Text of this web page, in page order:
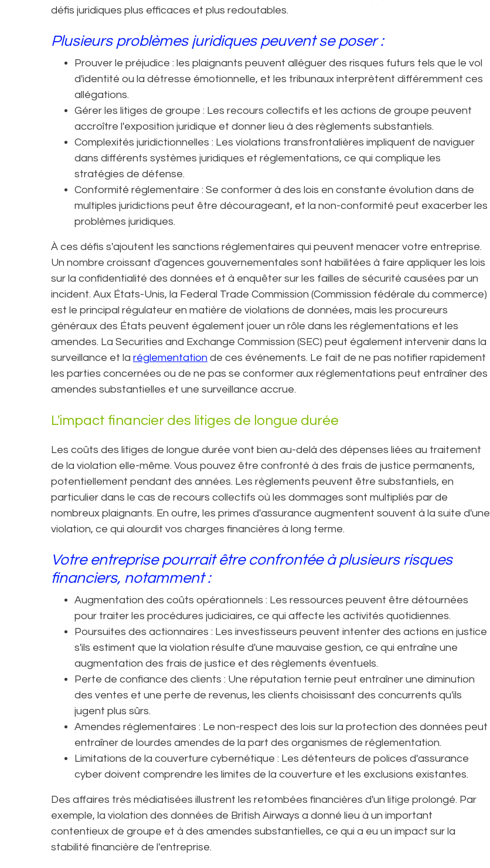
défis juridiques plus efficaces et plus redoutables.
Plusieurs problèmes juridiques peuvent se poser :
Prouver le préjudice : les plaignants peuvent alléguer des risques futurs tels que le vol
d'identité ou la détresse émotionnelle, et les tribunaux interprètent différemment ces
allégations.
Gérer les litiges de groupe : Les recours collectifs et les actions de groupe peuvent
accroître l'exposition juridique et donner lieu à des règlements substantiels.
Complexités juridictionnelles : Les violations transfrontalières impliquent de naviguer
dans différents systèmes juridiques et réglementations, ce qui complique les
stratégies de défense.
Conformité réglementaire : Se conformer à des lois en constante évolution dans de
multiples juridictions peut être décourageant, et la non-conformité peut exacerber les
problèmes juridiques.
À ces défis s'ajoutent les sanctions réglementaires qui peuvent menacer votre entreprise.
Un nombre croissant d'agences gouvernementales sont habilitées à faire appliquer les lois
sur la confidentialité des données et à enquêter sur les failles de sécurité causées par un
incident. Aux États-Unis, la Federal Trade Commission (Commission fédérale du commerce)
est le principal régulateur en matière de violations de données, mais les procureurs
généraux des États peuvent également jouer un rôle dans les réglementations et les
amendes. La Securities and Exchange Commission (SEC) peut également intervenir dans la
surveillance et la réglementation de ces événements. Le fait de ne pas notifier rapidement
les parties concernées ou de ne pas se conformer aux réglementations peut entraîner des
amendes substantielles et une surveillance accrue.
L'impact financier des litiges de longue durée
Les coûts des litiges de longue durée vont bien au-delà des dépenses liées au traitement
de la violation elle-même. Vous pouvez être confronté à des frais de justice permanents,
potentiellement pendant des années. Les règlements peuvent être substantiels, en
particulier dans le cas de recours collectifs où les dommages sont multipliés par de
nombreux plaignants. En outre, les primes d'assurance augmentent souvent à la suite d'une
violation, ce qui alourdit vos charges financières à long terme.
Votre entreprise pourrait être confrontée à plusieurs risques
financiers, notamment :
Augmentation des coûts opérationnels : Les ressources peuvent être détournées
pour traiter les procédures judiciaires, ce qui affecte les activités quotidiennes.
Poursuites des actionnaires : Les investisseurs peuvent intenter des actions en justice
s'ils estiment que la violation résulte d'une mauvaise gestion, ce qui entraîne une
augmentation des frais de justice et des règlements éventuels.
Perte de confiance des clients : Une réputation ternie peut entraîner une diminution
des ventes et une perte de revenus, les clients choisissant des concurrents qu'ils
jugent plus sûrs.
Amendes réglementaires : Le non-respect des lois sur la protection des données peut
entraîner de lourdes amendes de la part des organismes de réglementation.
Limitations de la couverture cybernétique : Les détenteurs de polices d'assurance
cyber doivent comprendre les limites de la couverture et les exclusions existantes.
Des affaires très médiatisées illustrent les retombées financières d'un litige prolongé. Par
exemple, la violation des données de British Airways a donné lieu à un important
contentieux de groupe et à des amendes substantielles, ce qui a eu un impact sur la
stabilité financière de l'entreprise.